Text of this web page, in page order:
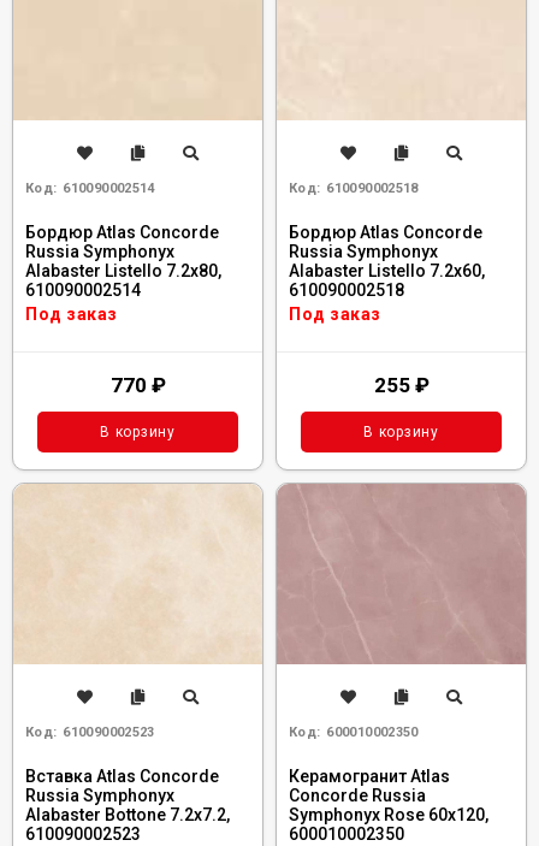
Код: 610090002514
Бордюр Atlas Concorde
Russia Symphonyx
Alabaster Listello 7.2x80,
610090002514
Под заказ
770 ₽
В корзину
Код: 610090002518
Бордюр Atlas Concorde
Russia Symphonyx
Alabaster Listello 7.2x60,
610090002518
Под заказ
255 ₽
В корзину
Код: 610090002523
Вставка Atlas Concorde
Russia Symphonyx
Alabaster Bottone 7.2x7.2,
610090002523
Код: 600010002350
Керамогранит Atlas
Concorde Russia
Symphonyx Rose 60x120,
600010002350